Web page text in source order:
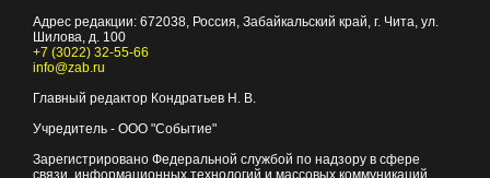
Адрес редакции: 672038, Россия, Забайкальский край, г. Чита, ул.
Шилова, д. 100
+7 (3022) 32-55-66
info@zab.ru
Главный редактор Кондратьев Н. В.
Учредитель - ООО "Событие"
Зарегистрировано Федеральной службой по надзору в сфере
связи, информационных технологий и массовых коммуникаций.